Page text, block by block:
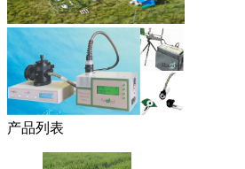
产品列表